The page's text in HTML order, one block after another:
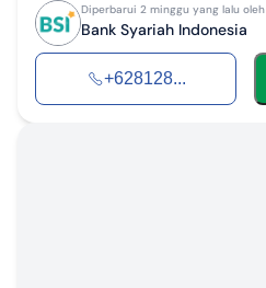
Diperbarui 2 minggu yang lalu oleh
Bank Syariah Indonesia
+628128...